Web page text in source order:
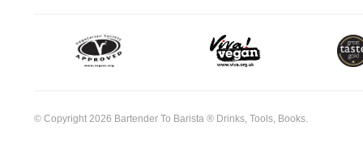
© Copyright 2026 Bartender To Barista ® Drinks, Tools, Books.